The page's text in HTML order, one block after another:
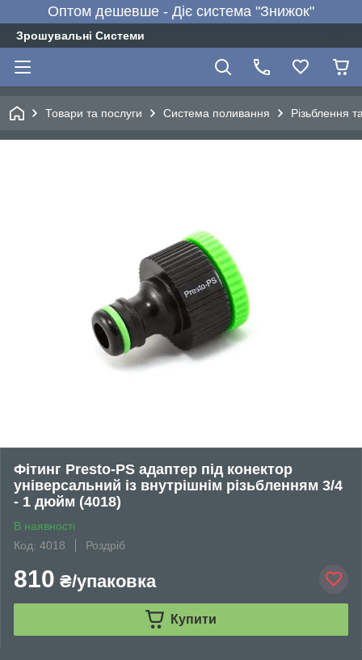
Оптом дешевше - Діє система "Знижок"
Зрошувальні Системи
Товари та послуги Система поливання Різьблення
Фітинг Presto-PS адаптер під конектор
універсальний із внутрішнім різьбленням 3/4
- 1 дюйм (4018)
В наявності
Код: 4018
Роздріб
810 ₴/упаковка
Купити